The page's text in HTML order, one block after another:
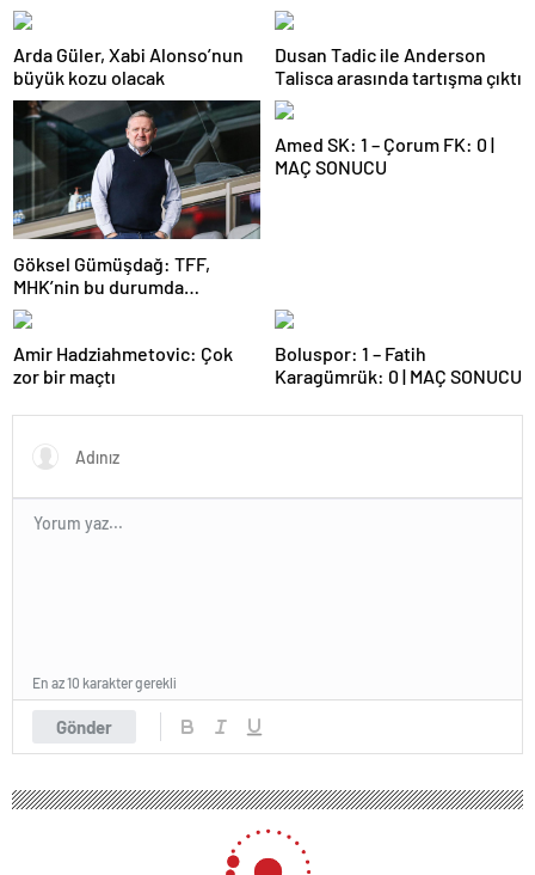
Arda Güler, Xabi Alonso’nun
büyük kozu olacak
Dusan Tadic ile Anderson
Talisca arasında tartışma çıktı
Göksel Gümüşdağ: TFF,
MHK’nin bu durumda
olmasının sorumlusudur
Amed SK: 1 – Çorum FK: 0 |
MAÇ SONUCU
Amir Hadziahmetovic: Çok
zor bir maçtı
Boluspor: 1 – Fatih
Karagümrük: 0 | MAÇ SONUCU
Gönder
En az 10 karakter gerekli